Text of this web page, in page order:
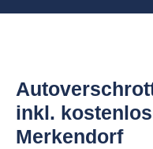
inkl.
Merkendorf